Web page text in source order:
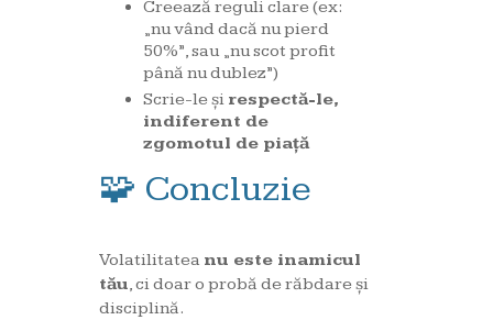
Creează reguli clare (ex:
„nu vând dacă nu pierd
50%”, sau „nu scot profit
până nu dublez”)
Scrie-le și respectă-le,
indiferent de
zgomotul de piață
🧩 Concluzie
Volatilitatea nu este inamicul
tău, ci doar o probă de răbdare și
disciplină.